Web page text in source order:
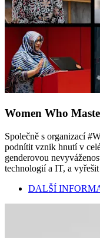
Women Who
Společně s organizací
podnítit vznik hnutí v
genderovou
technologií a IT, a
DALŠÍ